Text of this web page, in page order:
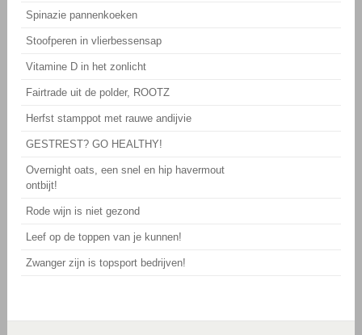
Spinazie pannenkoeken
Stoofperen in vlierbessensap
Vitamine D in het zonlicht
Fairtrade uit de polder, ROOTZ
Herfst stamppot met rauwe andijvie
GESTREST? GO HEALTHY!
Overnight oats, een snel en hip havermout
ontbijt!
Rode wijn is niet gezond
Leef op de toppen van je kunnen!
Zwanger zijn is topsport bedrijven!